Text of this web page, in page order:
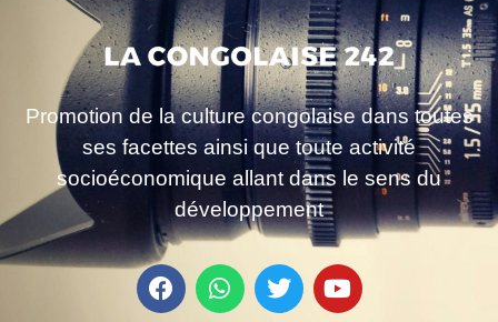
Promotion de la culture congolaise dans toutes
ses facettes ainsi que toute activité
socioéconomique allant dans le sens du
développement